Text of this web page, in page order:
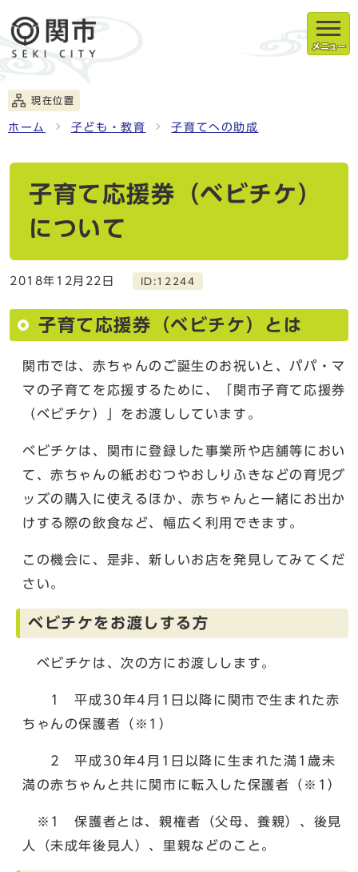
メニュー
現在位置
ホーム 子ども・教育 子育てへの助成
子育て応援券（ベビチケ）
について
2018年12月22日 ID:12244
子育て応援券（ベビチケ）とは
関市では、赤ちゃんのご誕生のお祝いと、パパ・マ
マの子育てを応援するために、「関市子育て応援券
（ベビチケ）」をお渡ししています。
ベビチケは、関市に登録した事業所や店舗等におい
て、赤ちゃんの紙おむつやおしりふきなどの育児グ
ッズの購入に使えるほか、赤ちゃんと一緒にお出か
けする際の飲食など、幅広く利用できます。
この機会に、是非、新しいお店を発見してみてくだ
さい。
ベビチケをお渡しする方
ベビチケは、次の方にお渡しします。
1 平成30年4月1日以降に関市で生まれた赤
ちゃんの保護者（※1）
2 平成30年4月1日以降に生まれた満1歳未
満の赤ちゃんと共に関市に転入した保護者（※1）
※1 保護者とは、親権者（父母、養親）、後見
人（未成年後見人）、里親などのこと。